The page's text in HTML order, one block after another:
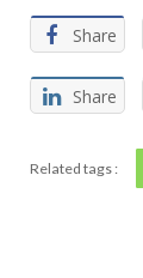
Share
Share
Related tags :